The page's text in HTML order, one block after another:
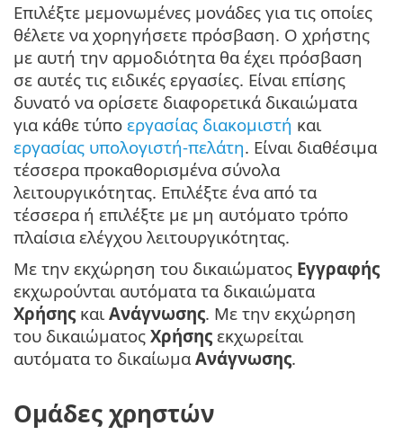
Επιλέξτε μεμονωμένες μονάδες για τις οποίες
θέλετε να χορηγήσετε πρόσβαση. Ο χρήστης
με αυτή την αρμοδιότητα θα έχει πρόσβαση
σε αυτές τις ειδικές εργασίες. Είναι επίσης
δυνατό να ορίσετε διαφορετικά δικαιώματα
για κάθε τύπο εργασίας διακομιστή και
εργασίας υπολογιστή-πελάτη. Είναι διαθέσιμα
τέσσερα προκαθορισμένα σύνολα
λειτουργικότητας. Επιλέξτε ένα από τα
τέσσερα ή επιλέξτε με μη αυτόματο τρόπο
πλαίσια ελέγχου λειτουργικότητας.
Με την εκχώρηση του δικαιώματος Εγγραφής
εκχωρούνται αυτόματα τα δικαιώματα
Χρήσης και Ανάγνωσης. Με την εκχώρηση
του δικαιώματος Χρήσης εκχωρείται
αυτόματα το δικαίωμαΑνάγνωσης.
Ομάδες χρηστών